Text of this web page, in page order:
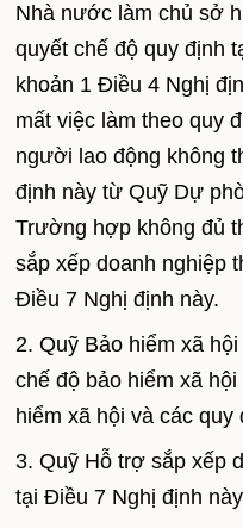
Nhà nước làm chủ sở
quyết chế độ quy định
khoản 1 Điều 4 Nghị
mất việc làm theo quy
người lao động không
định này từ Quỹ Dự
Trường hợp không đủ
sắp xếp doanh nghiệp
Điều 7 Nghị định này.
2. Quỹ Bảo hiểm xã
chế độ bảo hiểm xã
hiểm xã hội và các quy
3. Quỹ Hỗ trợ sắp xếp
tại Điều 7 Nghị định